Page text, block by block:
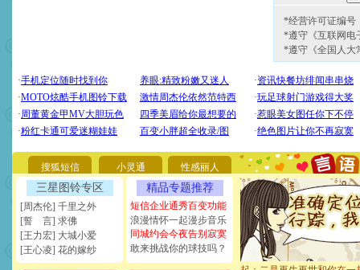
*经营许可证编号
*遵守《互联网电
*遵守《全国人大
搜狐短信 小灵通 性感丽人
三星图铃专区
[周杰伦] 千里之外
[誓 言] 求佛
[王力宏] 大城小爱
[王心凌] 花的嫁纱
精品专题推荐
短信企业通秀百变功能
浪漫情怀一起漫步音乐
同城约会今夜告别寂寞
敢来挑战你的球技吗？
[圣诞节]圣诞节到了，想想
你太多，只有给你五千万
要平安！千万要知足！千
能正大光明地骚扰你,告诉
天都要快乐噢!
[圣诞节]奉上一颗祝福的心,
如意,快乐,鲜花,一切美好的
[元旦]看到你我会触电；看
断电。爱你是我职业，想
你是我专业！水晶之恋祝你
[元旦]如果上天让我许三个
起；二是再生再世和你在